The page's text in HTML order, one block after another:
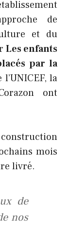
de
et du
Les enfants
par la
la
ont
mois
livré.
de
nos